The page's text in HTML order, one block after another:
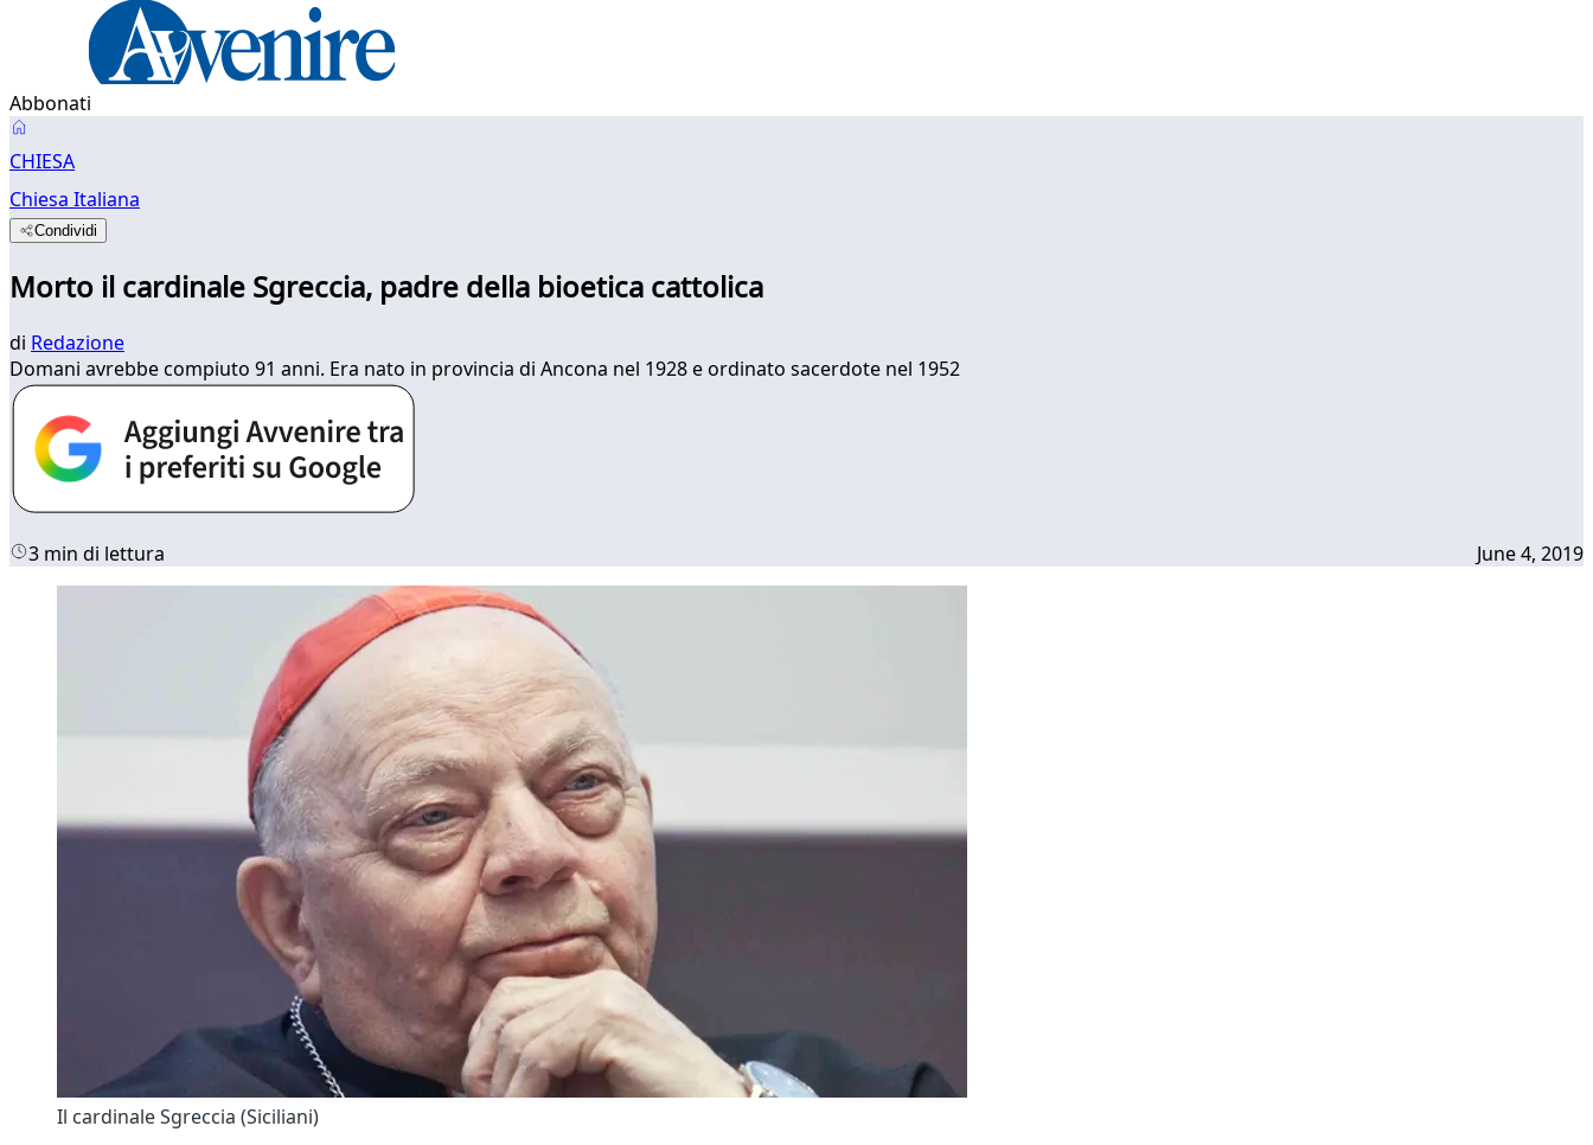
Abbonati
CHIESA
Chiesa Italiana
Condividi
Morto il cardinale Sgreccia, padre della bioetica cattolica
di Redazione
Domani avrebbe compiuto 91 anni. Era nato in provincia di Ancona nel 1928 e ordinato sacerdote nel 1952
3 min di lettura June 4, 2019
Il cardinale Sgreccia (Siciliani)